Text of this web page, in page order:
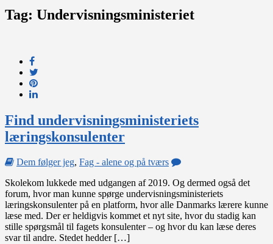
Tag: Undervisningsministeriet
Find undervisningsministeriets
læringskonsulenter
Dem følger jeg, Fag - alene og på tværs
on
læringskonsulenter
Skolekom lukkede med udgangen af 2019. Og dermed også det
forum, hvor man kunne spørge undervisningsministeriets
læringskonsulenter på en platform, hvor alle Danmarks lærere kunne
læse med. Der er heldigvis kommet et nyt site, hvor du stadig kan
stille spørgsmål til fagets konsulenter – og hvor du kan læse deres
svar til andre. Stedet hedder […]